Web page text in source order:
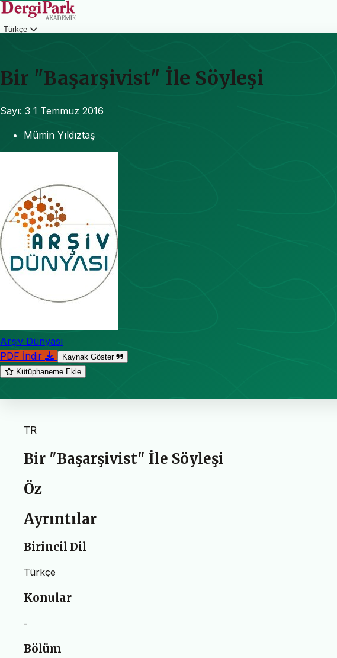
Türkçe
Bir "Başarşivist" İle Söyleşi
Sayı: 3 1 Temmuz 2016
Mümin Yıldıztaş
Arşiv Dünyası
PDF İndir
Kaynak Göster
Kütüphaneme Ekle
TR
Bir "Başarşivist" İle Söyleşi
Öz
Ayrıntılar
Birincil Dil
Türkçe
Konular
-
Bölüm